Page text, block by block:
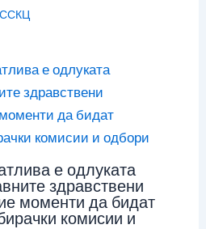
ССКЦ
е одлуката
здравствени
моменти да бидат
комисии и